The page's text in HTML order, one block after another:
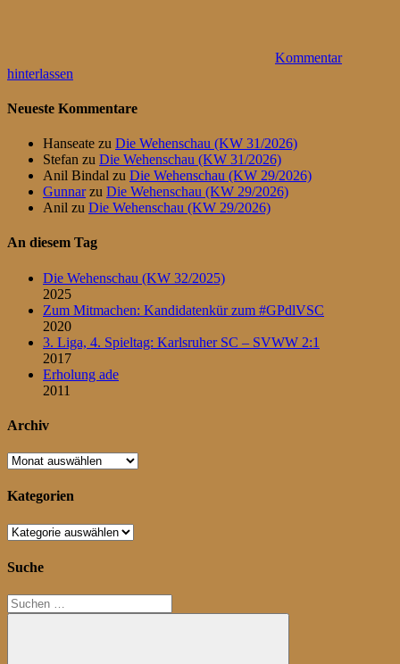
Kommentar
hinterlassen
Neueste Kommentare
Hanseate zu Die Wehenschau (KW 31/2026)
Stefan zu Die Wehenschau (KW 31/2026)
Anil Bindal zu Die Wehenschau (KW 29/2026)
Gunnarzu Die Wehenschau (KW 29/2026)
Anil zu Die Wehenschau (KW 29/2026)
An diesem Tag
Die Wehenschau (KW 32/2025)
2025
Zum Mitmachen: Kandidatenkür zum #GPdlVSC
2020
3. Liga, 4. Spieltag: Karlsruher SC – SVWW 2:1
2017
Erholung ade
2011
Archiv
Archiv
Kategorien
Kategorien
Suche
Suchen
nach: